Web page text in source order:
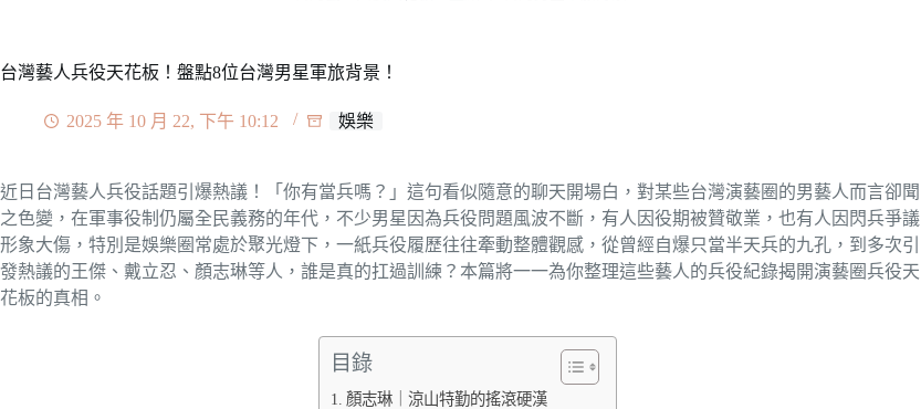
台灣藝人兵役天花板！盤點8位台灣男星軍旅背景！
2025 年 10 月 22, 下午 10:12 娛樂
近日台灣藝人兵役話題引爆熱議！「你有當兵嗎？」這句看似隨意的聊天開場白，對某些台灣演藝圈的男藝人而言卻聞
之色變，在軍事役制仍屬全民義務的年代，不少男星因為兵役問題風波不斷，有人因役期被贊敬業，也有人因閃兵爭議
形象大傷，特別是娛樂圈常處於聚光燈下，一紙兵役履歷往往牽動整體觀感，從曾經自爆只當半天兵的九孔，到多次引
發熱議的王傑、戴立忍、顏志琳等人，誰是真的扛過訓練？本篇將一一為你整理這些藝人的兵役紀錄揭開演藝圈兵役天
花板的真相。
目錄
顏志琳｜涼山特勤的搖滾硬漢